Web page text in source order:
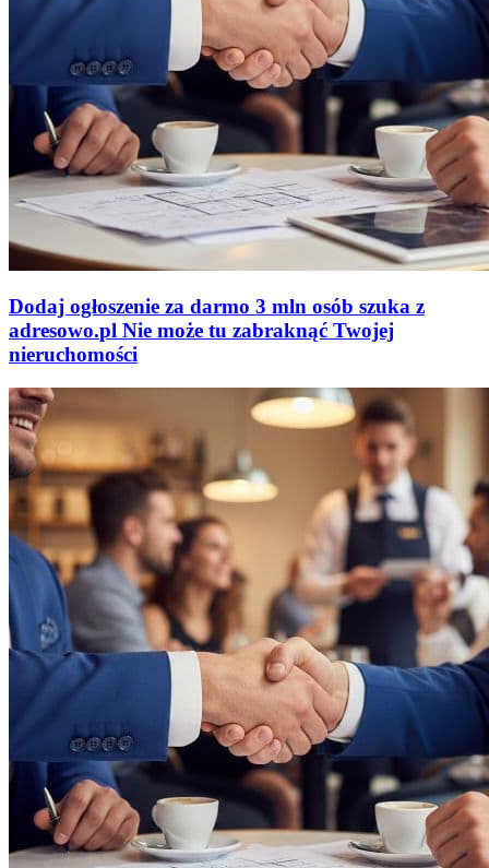
Dodaj ogłoszenie za darmo 3 mln osób szuka z
adresowo.pl Nie może tu zabraknąć Twojej
nieruchomości